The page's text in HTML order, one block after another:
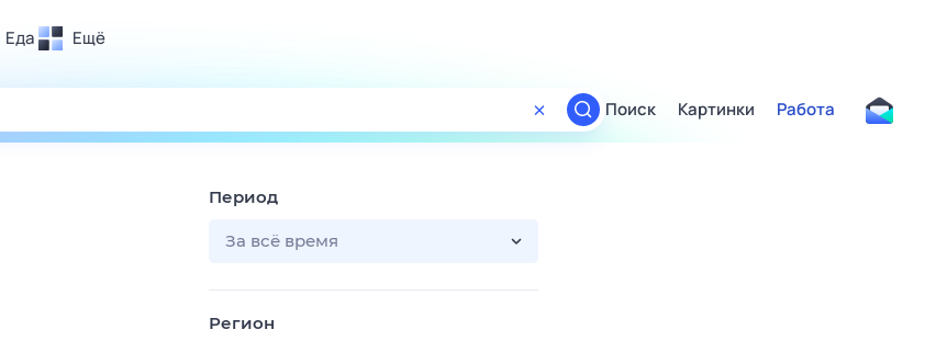
Еда Ещё
Поиск
ТВ-программа
Поиск Картинки Работа
Период
За всё время
Регион